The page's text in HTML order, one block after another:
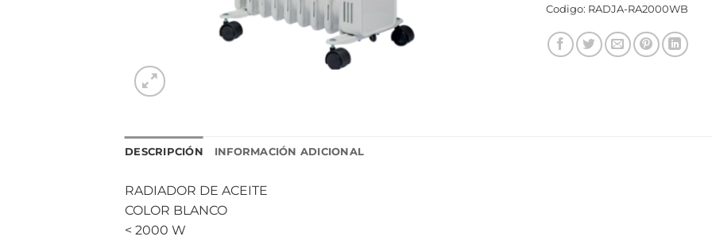
Codigo: RADJA-RA2000WB
DESCRIPCIÓN INFORMACIÓN ADICIONAL
RADIADOR DE ACEITE
COLOR BLANCO
< 2000 W